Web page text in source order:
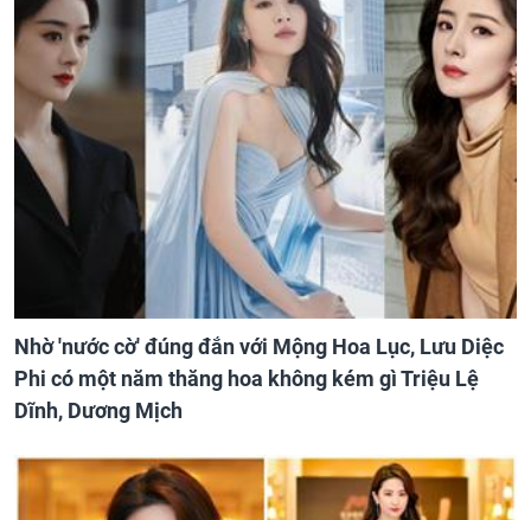
Nhờ 'nước cờ' đúng đắn với Mộng Hoa Lục, Lưu Diệc
Phi có một năm thăng hoa không kém gì Triệu Lệ
Dĩnh, Dương Mịch